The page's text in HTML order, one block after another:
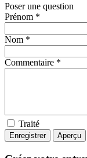
Poser une question
Prénom *
Nom *
Commentaire *
Traité